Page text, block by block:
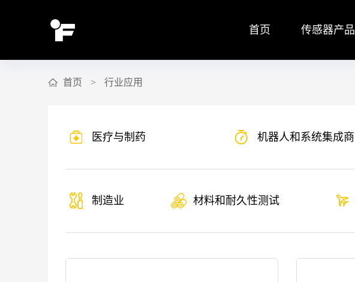
首页 传感器产品
首页 > 行业应用
医疗与制药 机器人和系统集成商
制造业 材料和耐久性测试